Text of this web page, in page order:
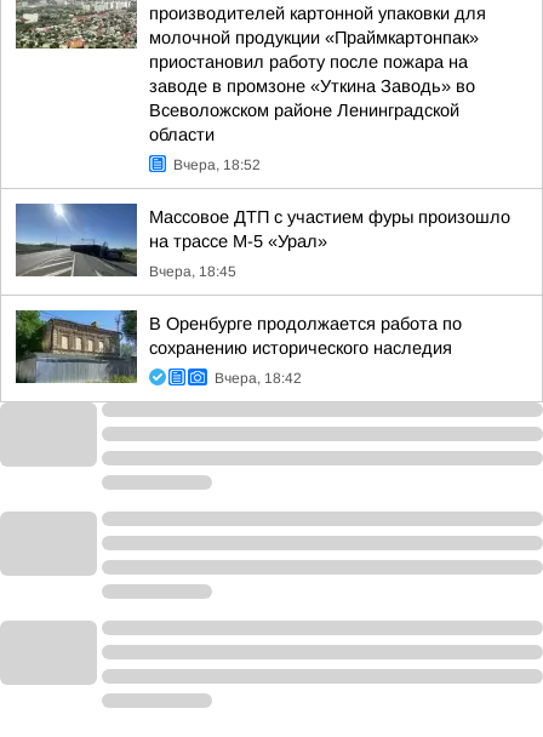
производителей картонной упаковки для
молочной продукции «Праймкартонпак»
приостановил работу после пожара на
заводе в промзоне «Уткина Заводь» во
Всеволожском районе Ленинградской
области
Вчера, 18:52
Массовое ДТП с участием фуры произошло
на трассе М-5 «Урал»
Вчера, 18:45
В Оренбурге продолжается работа по
сохранению исторического наследия
Вчера, 18:42